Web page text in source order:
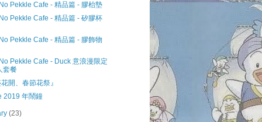
Pekkle Cafe - 精品篇 - 膠枱墊
Pekkle Cafe - 精品篇 - 矽膠杯
Pekkle Cafe - 精品篇 - 膠飾物
Pekkle Cafe - Duck 意浪漫限定
套餐
開、春節花祭』
2019 年鬧鐘
(23)